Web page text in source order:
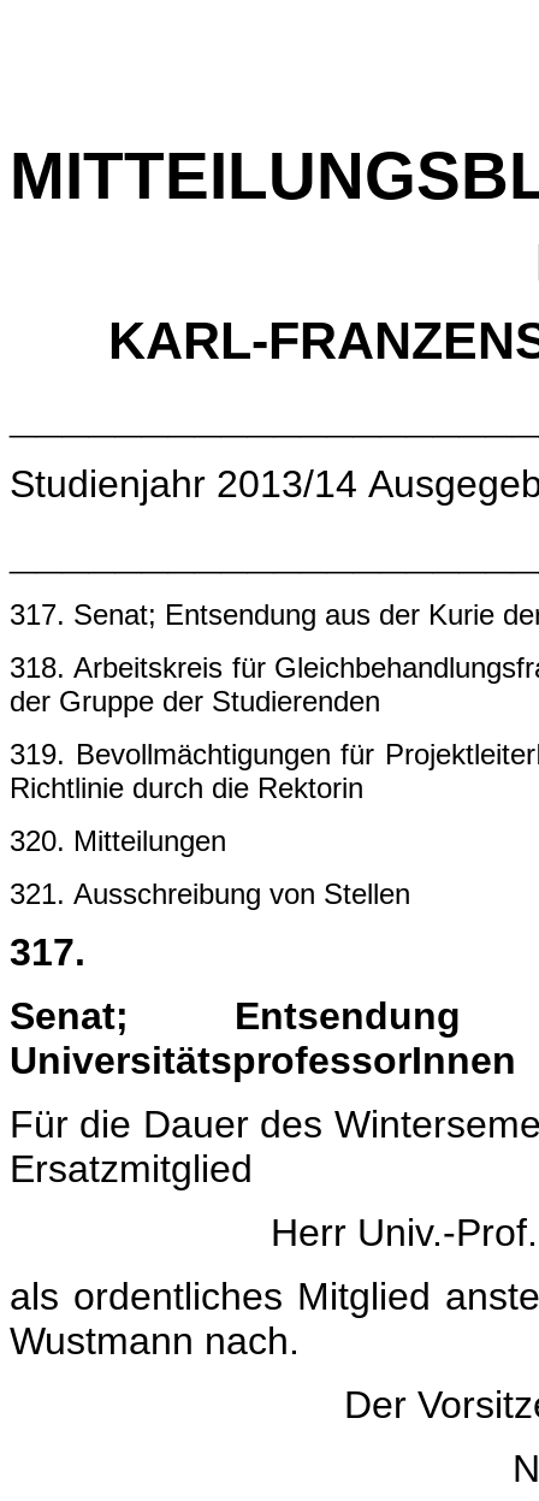
KARL-
Studienjahr 2013/14
317. Senat; Entsendung aus der Kurie
318. Arbeitskreis für
der Gruppe der Studierenden
319. Bevollmächtigungen für
Richtlinie durch die Rektorin
320. Mitteilungen
321. Ausschreibung von Stellen
317.
Senat;
UniversitätsprofessorInnen
Für die Dauer des
Ersatzmitglied
Herr Univ.-
als ordentliches Mitglied
Wustmann nach.
Der